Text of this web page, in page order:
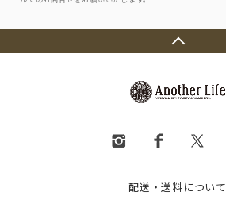
配送・送料について